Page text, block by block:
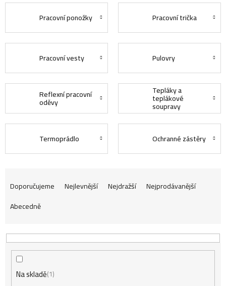
Pracovní ponožky Pracovní trička
Pracovní vesty Pulovry
Reflexní pracovní
oděvy
Tepláky a
teplákové
soupravy
Termoprádlo Ochranné zástěry
Ř
a
z
Doporučujeme Nejlevnější Nejdražší
Nejprodávanější
Abecedně
Na skladě 1